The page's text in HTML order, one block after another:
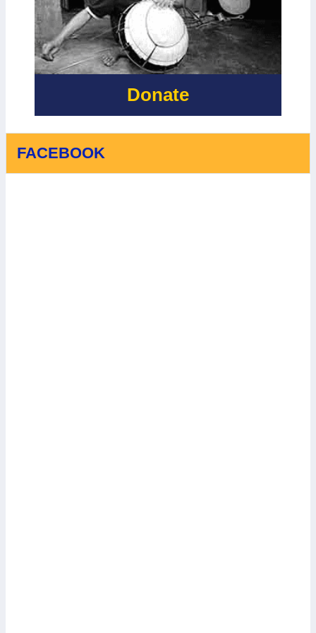
BẮC TRẠCH
VÀ XÃ
PHONG NHA,
TỈNH QUẢNG
TRỊ - LẦN 2
Donate
FACEBOOK